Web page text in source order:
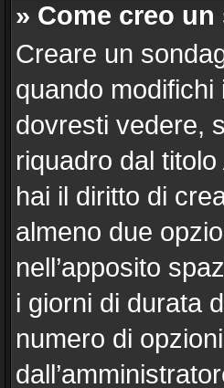
» Come creo
Creare un
quando
dovresti vedere,
riquadro dal titolo
hai il diritto di
almeno due
nell’apposito
i giorni di durata
numero di